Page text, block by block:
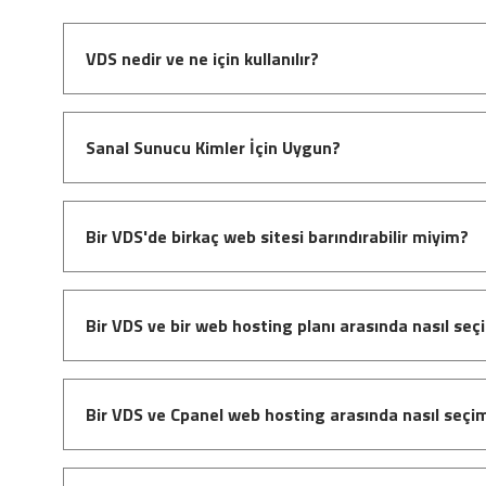
VDS nedir ve ne için kullanılır?
Sanal Sunucu Kimler İçin Uygun?
Bir VDS'de birkaç web sitesi barındırabilir miyim?
Bir VDS ve bir web hosting planı arasında nasıl
Bir VDS ve Cpanel web hosting arasında nasıl